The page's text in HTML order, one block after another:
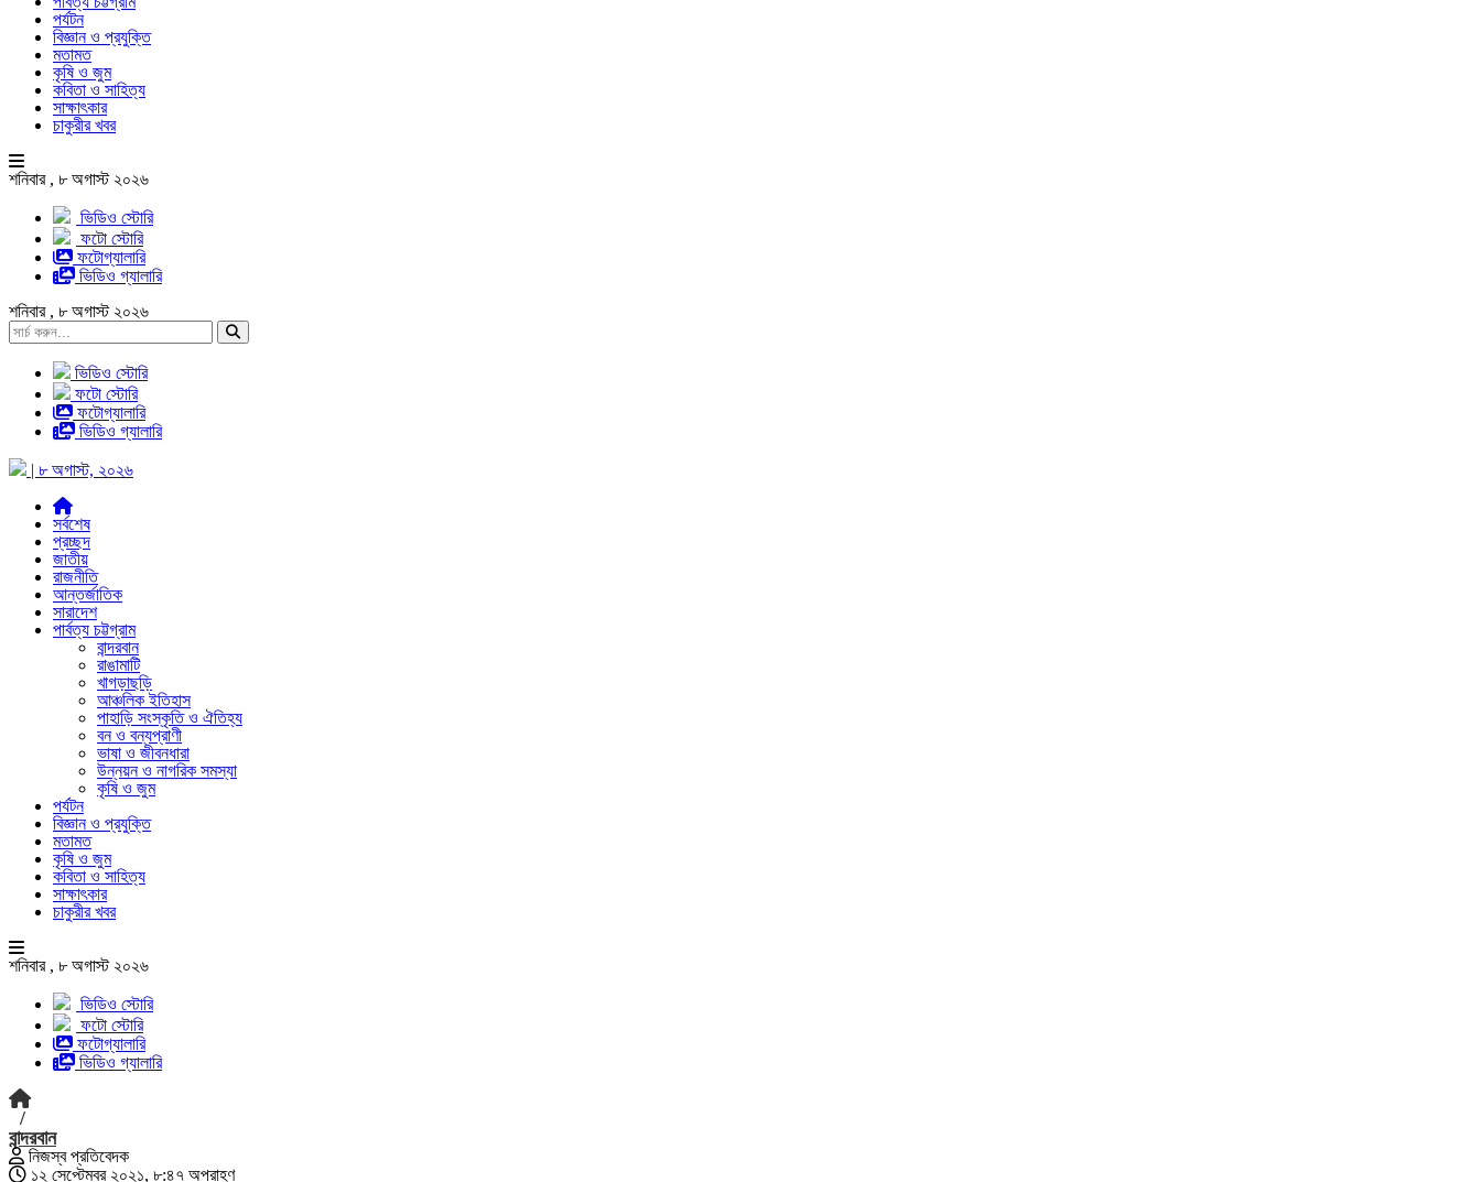
পর্যটন
বিজ্ঞান ও প্রযুক্তি
মতামত
কৃষি ও জুম
কবিতা ও সাহিত্য
সাক্ষাৎকার
চাকুরীর খবর
শনিবার , ৮ অগাস্ট ২০২৬
ভিডিও স্টোরি
ফটো স্টোরি
ফটোগ্যালারি
ভিডিও গ্যালারি
শনিবার , ৮ অগাস্ট ২০২৬
ভিডিও স্টোরি
ফটো স্টোরি
ফটোগ্যালারি
ভিডিও গ্যালারি
| ৮ অগাস্ট, ২০২৬
সর্বশেষ
প্রচ্ছদ
জাতীয়
রাজনীতি
আন্তর্জাতিক
সারাদেশ
পার্বত্য চট্টগ্রাম
বান্দরবান
রাঙামাটি
খাগড়াছড়ি
আঞ্চলিক ইতিহাস
পাহাড়ি সংস্কৃতি ও ঐতিহ্য
বন ও বন্যপ্রাণী
ভাষা ও জীবনধারা
উন্নয়ন ও নাগরিক সমস্যা
কৃষি ও জুম
পর্যটন
বিজ্ঞান ও প্রযুক্তি
মতামত
কৃষি ও জুম
কবিতা ও সাহিত্য
সাক্ষাৎকার
চাকুরীর খবর
শনিবার , ৮ অগাস্ট ২০২৬
ভিডিও স্টোরি
ফটো স্টোরি
ফটোগ্যালারি
ভিডিও গ্যালারি
/
বান্দরবান
নিজস্ব প্রতিবেদক
১২ সেপ্টেম্বর ২০২১, ৮:৪৭ অপরাহ্ণ